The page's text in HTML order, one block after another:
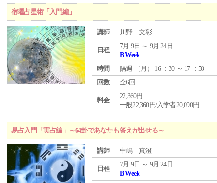
宿曜占星術「入門編」
講師 川野 文彰
日程
7月 9日 ～ 9月 24日
B Week
時間
隔週 （ 月 ） 16 ：30 ～ 17 ：50
回数
全6回
料金
22,360円
一般22,360円/入学者20,090円
易占入門「実占編」～64卦であなたも答えが出せる～
講師 中嶋 真澄
日程
7月 9日 ～ 9月 24日
B Week